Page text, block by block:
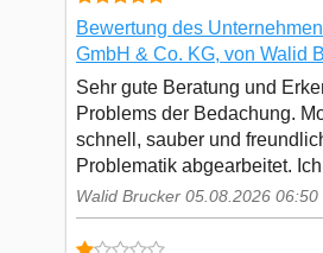
Bewertung des
GmbH & Co. KG, von Walid
Sehr gute Beratung und
Problems der Bedachung.
schnell, sauber und
Problematik abgearbeitet.
Walid Brucker 05.08.2026 06:50